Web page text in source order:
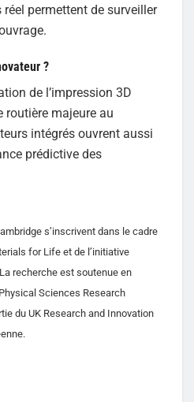
réel permettent de surveiller
?
de l’impression 3D
routière majeure au
intégrés ouvrent aussi
prédictive des
s’inscrivent dans le cadre
for Life et de l’initiative
recherche est soutenue en
Sciences Research
du UK Research and Innovation